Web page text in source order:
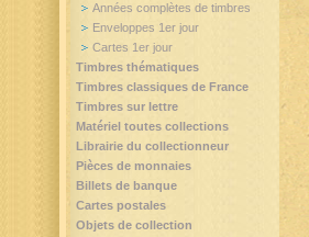
Années complètes de timbres
Enveloppes 1er jour
Cartes 1er jour
Timbres thématiques
Timbres classiques de France
Timbres sur lettre
Matériel toutes collections
Librairie du collectionneur
Pièces de monnaies
Billets de banque
Cartes postales
Objets de collection